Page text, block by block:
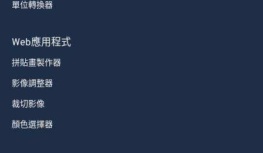
單位轉換器
Web應用程式
拼貼畫製作器
影像調整器
裁切影像
顏色選擇器